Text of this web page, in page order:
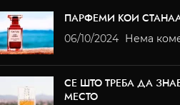
ПАРФЕМИ КОИ
06/10/2024 Нема
СЕ ШТО ТРЕБА ДА
МЕСТО